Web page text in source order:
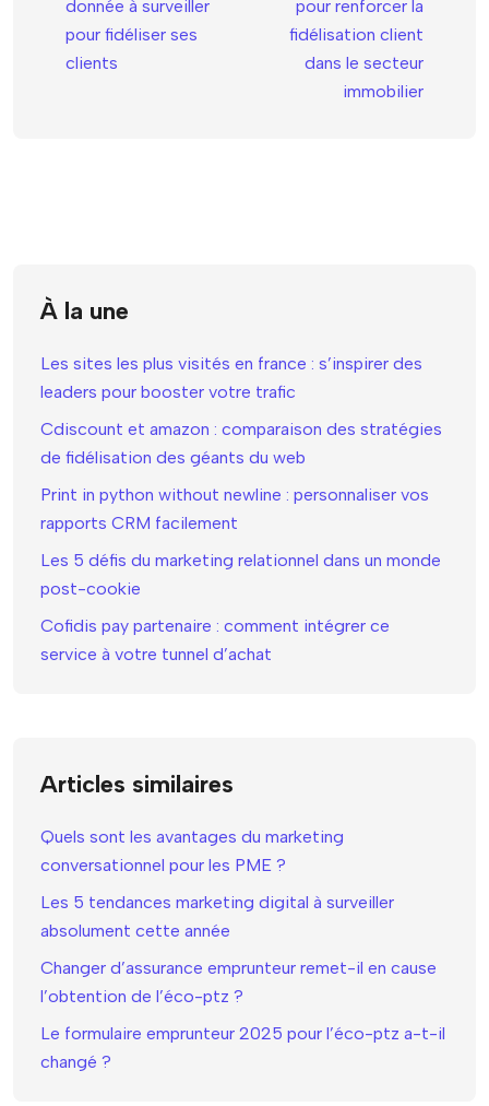
donnée à surveiller
pour fidéliser ses
clients
pour renforcer la
fidélisation client
dans le secteur
immobilier
À la une
Les sites les plus visités en france : s’inspirer des
leaders pour booster votre trafic
Cdiscount et amazon : comparaison des stratégies
de fidélisation des géants du web
Print in python without newline : personnaliser vos
rapports CRM facilement
Les 5 défis du marketing relationnel dans un monde
post-cookie
Cofidis pay partenaire : comment intégrer ce
service à votre tunnel d’achat
Articles similaires
Quels sont les avantages du marketing
conversationnel pour les PME ?
Les 5 tendances marketing digital à surveiller
absolument cette année
Changer d’assurance emprunteur remet-il en cause
l’obtention de l’éco-ptz ?
Le formulaire emprunteur 2025 pour l’éco-ptz a-t-il
changé ?